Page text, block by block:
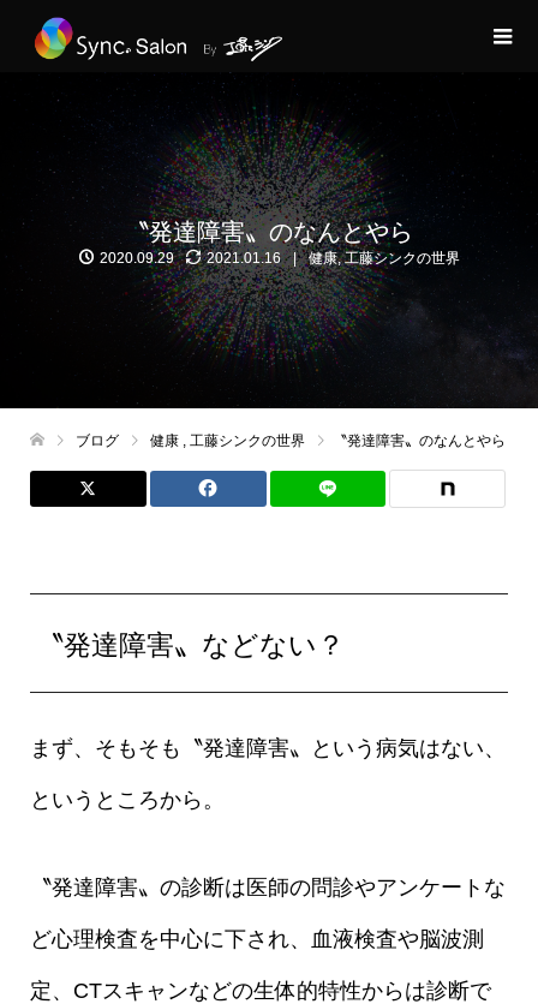
〝発達障害〟のなんとやら
2020.09.29 2021.01.16 健康,工藤シンクの世界
ブログ 健康 工藤シンクの世界 〝発達障害〟のなんとやら
〝発達障害〟などない？
まず、そもそも〝発達障害〟という病気はない、
というところから。
〝発達障害〟の診断は医師の問診やアンケートな
ど心理検査を中心に下され、血液検査や脳波測
定、CTスキャンなどの生体的特性からは診断で